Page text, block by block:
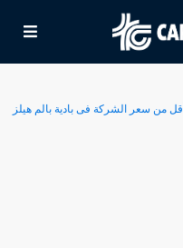
من سعر الشركة فى بادية بالم هيلز